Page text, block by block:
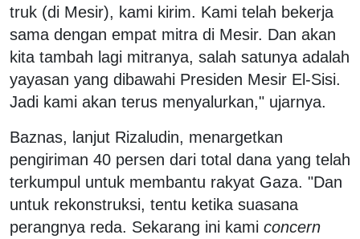
truk (di Mesir), kami kirim. Kami telah bekerja
sama dengan empat mitra di Mesir. Dan akan
kita tambah lagi mitranya, salah satunya adalah
yayasan yang dibawahi Presiden Mesir El-Sisi.
Jadi kami akan terus menyalurkan," ujarnya.
Baznas, lanjut Rizaludin, menargetkan
pengiriman 40 persen dari total dana yang telah
terkumpul untuk membantu rakyat Gaza. "Dan
untuk rekonstruksi, tentu ketika suasana
perangnya reda. Sekarang ini kami concern